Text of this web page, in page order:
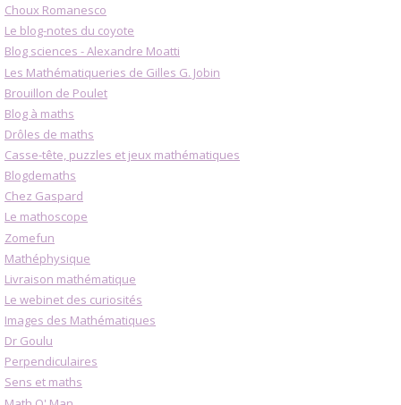
Choux Romanesco
Le blog-notes du coyote
Blog sciences - Alexandre Moatti
Les Mathématiqueries de Gilles G. Jobin
Brouillon de Poulet
Blog à maths
Drôles de maths
Casse-tête, puzzles et jeux mathématiques
Blogdemaths
Chez Gaspard
Le mathoscope
Zomefun
Mathéphysique
Livraison mathématique
Le webinet des curiosités
Images des Mathématiques
Dr Goulu
Perpendiculaires
Sens et maths